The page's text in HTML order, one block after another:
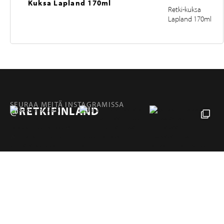
Kuksa Lapland 170ml
Retki-kuksa
Lapland 170ml
SEURAA MEITÄ INSTAGRAMISSA
@RETKIFINLAND